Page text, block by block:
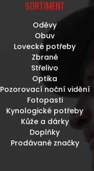
SORTIMENT
Oděvy
Obuv
Lovecké potřeby
Zbraně
Střelivo
Optika
Pozorovací noční vidění
Fotopasti
Kynologické potřeby
Kůže a dárky
Doplňky
Prodávané značky